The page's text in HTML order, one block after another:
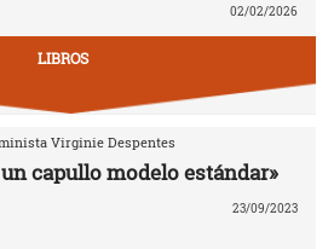
02/02/2026
LIBROS
Virginie Despentes
capullo modelo estándar»
23/09/2023